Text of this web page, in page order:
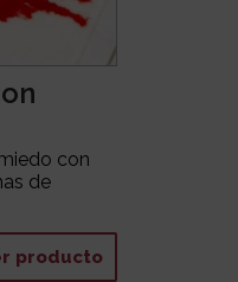
con
de
producto